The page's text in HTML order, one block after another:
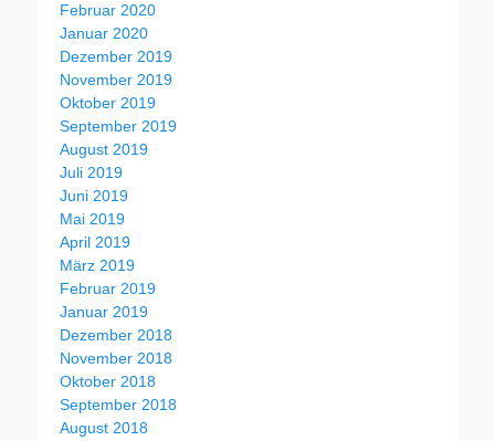
Februar 2020
Januar 2020
Dezember 2019
November 2019
Oktober 2019
September 2019
August 2019
Juli 2019
Juni 2019
Mai 2019
April 2019
März 2019
Februar 2019
Januar 2019
Dezember 2018
November 2018
Oktober 2018
September 2018
August 2018